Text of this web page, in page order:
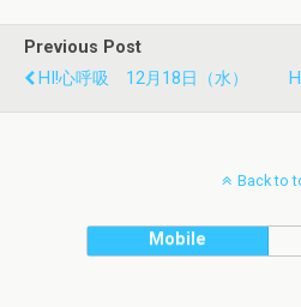
Previous Post
HI!心呼吸 12月18日（水）
Back to
Mobile